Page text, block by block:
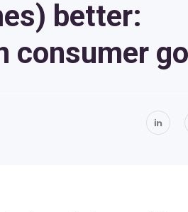
better:
consumer